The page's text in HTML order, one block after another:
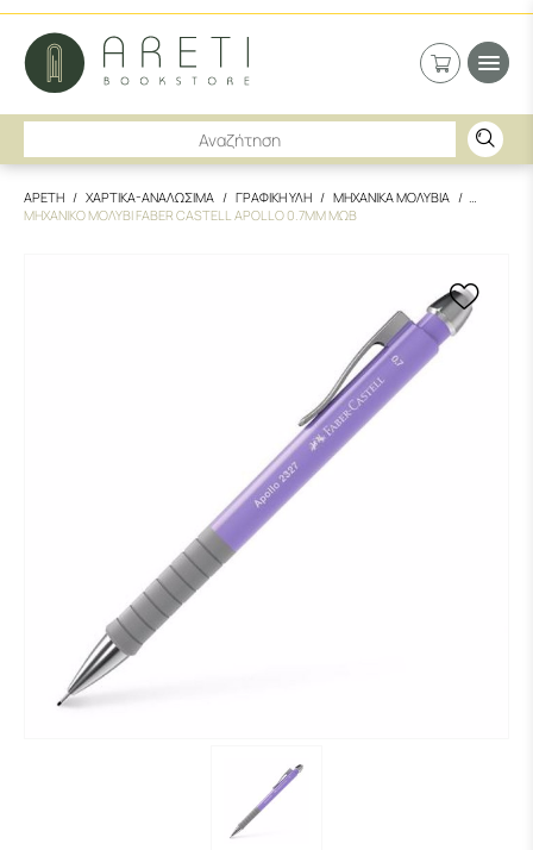
ΑΡΕΤΗ ΧΑΡΤΙΚΑ-ΑΝΑΛΩΣΙΜΑ ΓΡΑΦΙΚΗ ΥΛΗ
ΜΗΧΑΝΙΚΑ ΜΟΛΥΒΙΑ
ΜΗΧΑΝΙΚΟ ΜΟΛΥΒΙ FABER CASTELL APOLLO 0.7MM ΜΩΒ